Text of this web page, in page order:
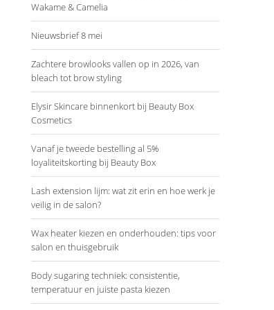
Wakame & Camelia
Nieuwsbrief 8 mei
Zachtere browlooks vallen op in 2026, van
bleach tot brow styling
Elysir Skincare binnenkort bij Beauty Box
Cosmetics
Vanaf je tweede bestelling al 5%
loyaliteitskorting bij Beauty Box
Lash extension lijm: wat zit erin en hoe werk je
veilig in de salon?
Wax heater kiezen en onderhouden: tips voor
salon en thuisgebruik
Body sugaring techniek: consistentie,
temperatuur en juiste pasta kiezen